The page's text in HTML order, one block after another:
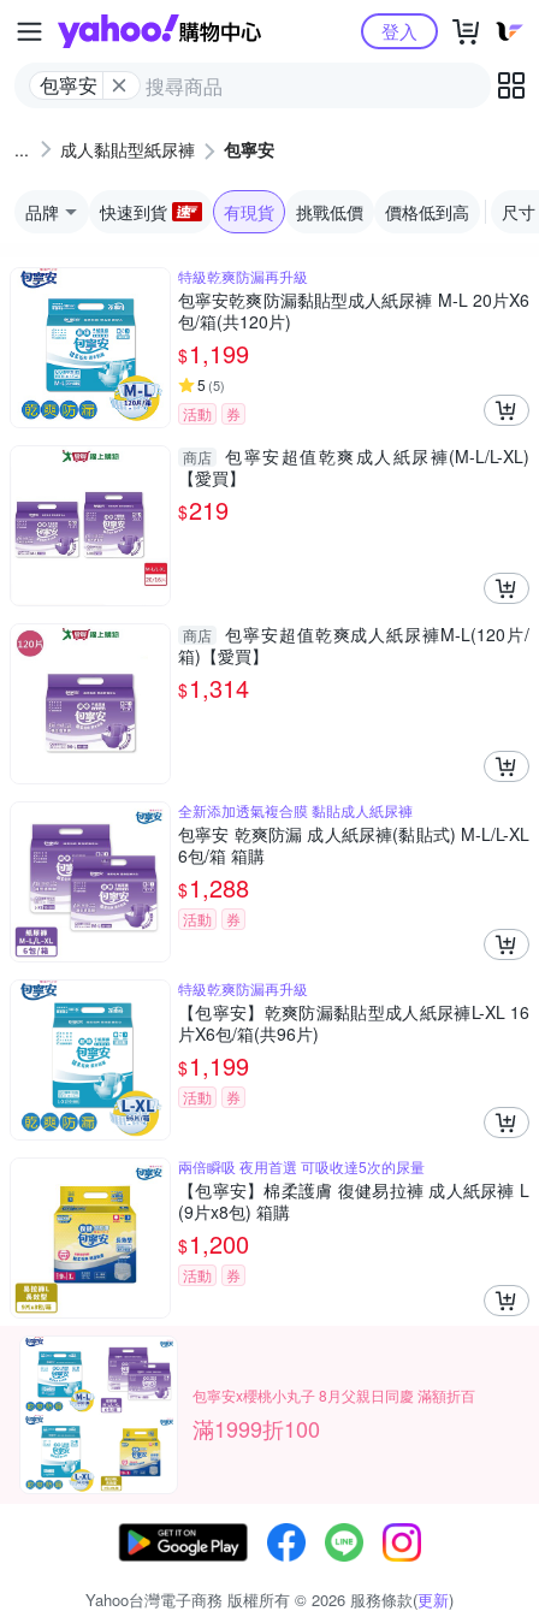
Yahoo購物中心
包寧安
登入
成人黏貼型紙尿褲 包寧安
品牌 快速到貨 有現貨 挑戰低價 價格低到高 尺寸
特級乾爽防漏再升級
包寧安乾爽防漏黏貼型成人紙尿褲 M-L 20片X6
包/箱(共120片)
$1,199
5 (5)
活動 券
商店
包寧安超值乾爽成人紙尿褲(M-L/L-XL)
【愛買】
$219
商店
包寧安超值乾爽成人紙尿褲M-L(120片/
箱)【愛買】
$1,314
全新添加透氣複合膜 黏貼成人紙尿褲
包寧安 乾爽防漏 成人紙尿褲(黏貼式) M-L/L-XL
6包/箱 箱購
$1,288
活動 券
特級乾爽防漏再升級
【包寧安】乾爽防漏黏貼型成人紙尿褲L-XL 16
片X6包/箱(共96片)
$1,199
活動 券
兩倍瞬吸 夜用首選 可吸收達5次的尿量
【包寧安】棉柔護膚 復健易拉褲 成人紙尿褲 L
(9片x8包) 箱購
$1,200
活動 券
包寧安x櫻桃小丸子 8月父親日同慶 滿額折百
滿1999折100
Yahoo台灣電子商務 版權所有 © 2026 服務條款(更新)